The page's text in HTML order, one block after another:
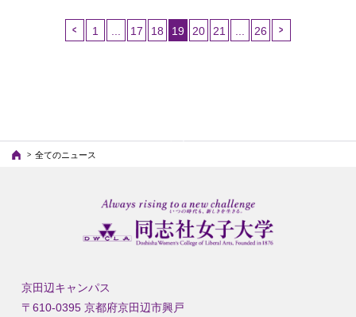
1 17 18
19
ジ）
20 21 26
全てのニュース
京田辺キャンパス
〒610-0395 京都府京田辺市興戸